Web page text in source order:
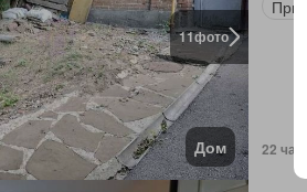
11фото
Дом 22